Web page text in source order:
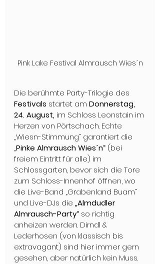
Pink Lake Festival Almrausch Wies´n
Die berühmte Party-Trilogie des
Festivals startet am Donnerstag,
24. August, im Schloss Leonstain im
Herzen von Pörtschach. Echte
„Wiesn-Stimmung“ garantiert die
„Pinke Almrausch Wies´n“ (bei
freiem Eintritt für alle) im
Schlossgarten, bevor sich die Tore
zum Schloss-Innenhof öffnen, wo
die Live-Band „Grabenland Buam“
und Live-DJs die „Almdudler
Almrausch-Party“ so richtig
anheizen werden. Dirndl &
Lederhosen (von klassisch bis
extravagant) sind hier immer gern
gesehen, aber natürlich kein Muss.